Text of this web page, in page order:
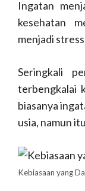
Ingatan
kesehatan
menjadi
Seringkali
terbengkalai
biasanya
usia, namun
Kebiasaan yang